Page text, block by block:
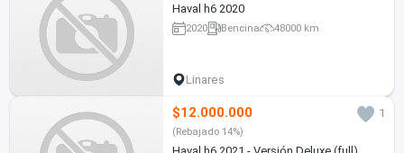
Haval h6 2020
2020 Bencina 48000 km
Linares
$12.000.000 1
(Rebajado 14%)